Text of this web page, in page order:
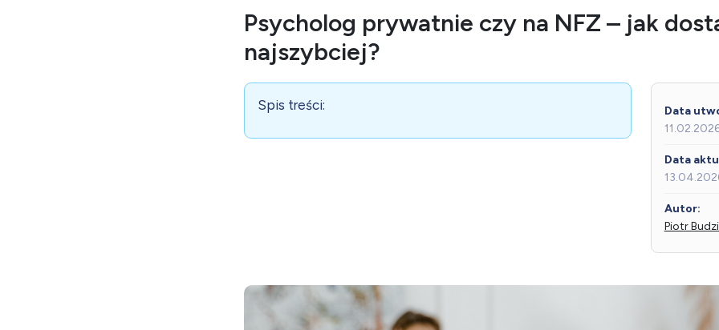
Psycholog prywatnie czy na NFZ – jak
najszybciej?
Spis treści:
Data
Data
Autor:
Piotr